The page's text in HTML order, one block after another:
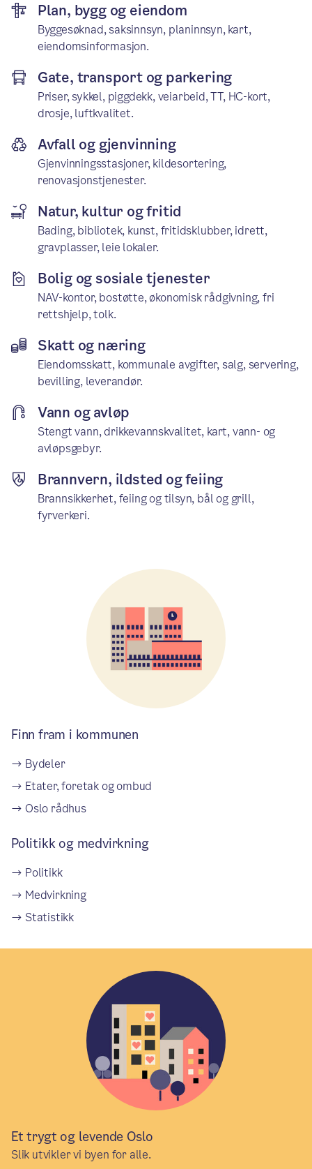
Plan, bygg og eiendom
Byggesøknad, saksinnsyn, planinnsyn, kart,
eiendomsinformasjon.
Gate, transport og parkering
Priser, sykkel, piggdekk, veiarbeid, TT, HC-kort,
drosje, luftkvalitet.
Avfall og gjenvinning
Gjenvinningsstasjoner, kildesortering,
renovasjonstjenester.
Natur, kultur og fritid
Bading, bibliotek, kunst, fritidsklubber, idrett,
gravplasser, leie lokaler.
Bolig og sosiale tjenester
NAV-kontor, bostøtte, økonomisk rådgivning, fri
rettshjelp, tolk.
Skatt og næring
Eiendomsskatt, kommunale avgifter, salg, servering,
bevilling, leverandør.
Vann og avløp
Stengt vann, drikkevannskvalitet, kart, vann- og
avløpsgebyr.
Brannvern, ildsted og feiing
Brannsikkerhet, feiing og tilsyn, bål og grill,
fyrverkeri.
Finn fram i kommunen
Bydeler
Etater, foretak og ombud
Oslo rådhus
Politikk og medvirkning
Politikk
Medvirkning
Statistikk
Et trygt og levende Oslo
Slik utvikler vi byen for alle.